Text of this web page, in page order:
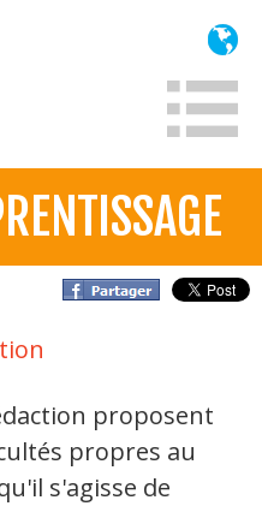
proposent
propres au
s'agisse de